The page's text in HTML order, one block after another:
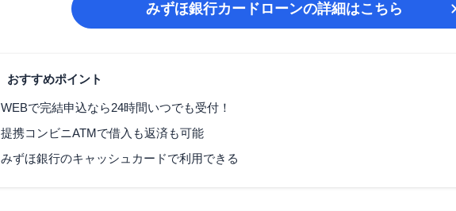
みずほ銀行カードローンの詳細はこちら
おすすめポイント
WEBで完結申込なら24時間いつでも受付！
提携コンビニATMで借入も返済も可能
みずほ銀行のキャッシュカードで利用できる